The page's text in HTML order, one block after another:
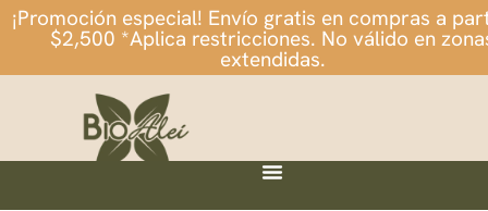
¡Promoción especial! Envío gratis en compras a
$2,500 *Aplica restricciones. No válido en
extendidas.